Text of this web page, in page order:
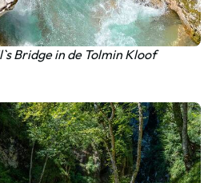
Bridge in de Tolmin Kloof